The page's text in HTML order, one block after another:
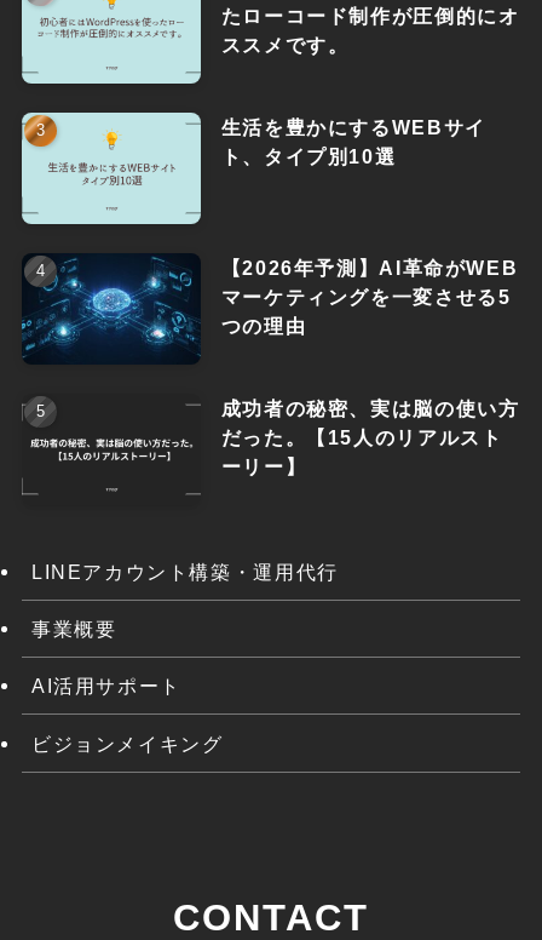
たローコード制作が圧倒的にオ
ススメです。
生活を豊かにするWEBサイ
ト、タイプ別10選
【2026年予測】AI革命がWEB
マーケティングを一変させる5
つの理由
成功者の秘密、実は脳の使い方
だった。【15人のリアルスト
ーリー】
LINEアカウント構築・運用代行
事業概要
AI活用サポート
ビジョンメイキング
CONTACT